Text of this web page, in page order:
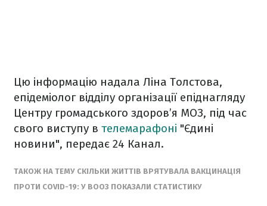
Цю інформацію надала Ліна Толстова,
епідеміолог відділу організації епіднагляду
Центру громадського здоров’я МОЗ, під час
свого виступу в телемарафоні "Єдині
новини", передає 24 Канал.
ТАКОЖ НА ТЕМУ СКІЛЬКИ ЖИТТІВ ВРЯТУВАЛА ВАКЦИНАЦІЯ
ПРОТИ COVID-19: У ВООЗ ПОКАЗАЛИ СТАТИСТИКУ